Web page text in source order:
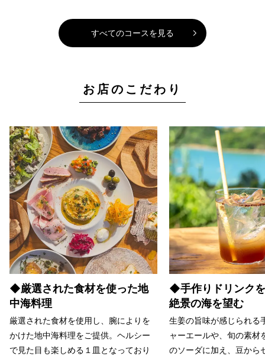
すべてのコースを見る
お店のこだわり
◆厳選された食材を使った地
中海料理
厳選された食材を使用し、腕によりを
かけた地中海料理をご提供。ヘルシー
で見た目も楽しめる１皿となっており
◆手作りドリンク
絶景の海を望む
生姜の旨味が感じられる
ャーエールや、旬の素材
のソーダに加え、豆から